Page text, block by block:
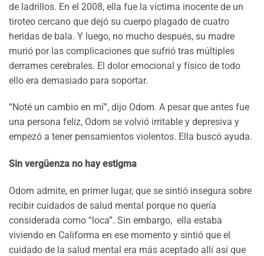
de ladrillos. En el 2008, ella fue la víctima inocente de un
tiroteo cercano que dejó su cuerpo plagado de cuatro
heridas de bala. Y luego, no mucho después, su madre
murió por las complicaciones que sufrió tras múltiples
derrames cerebrales. El dolor emocional y físico de todo
ello era demasiado para soportar.
“Noté un cambio en mí”, dijo Odom. A pesar que antes fue
una persona feliz, Odom se volvió irritable y depresiva y
empezó a tener pensamientos violentos. Ella buscó ayuda.
Sin vergüenza no hay estigma
Odom admite, en primer lugar, que se sintió insegura sobre
recibir cuidados de salud mental porque no quería
considerada como “loca”. Sin embargo, ella estaba
viviendo en Califorma en ese momento y sintió que el
cuidado de la salud mental era más aceptado allí así que